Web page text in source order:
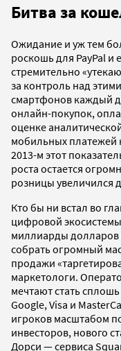
Битва за
Ожидание и уж тем
роскошь для PayPal и
стремительно
за контроль над
смартфонов каждый
онлайн-покупок,
оценке
мобильных платежей
2013-м этот
роста остается
розницы увеличился
Кто бы ни встал во
цифровой
миллиарды долларов
собрать огромный
продажи
маркетологи.
мечтают стать
Google, Visa и
игроков масштабом
инвесторов, нового
Дорси — сервиса